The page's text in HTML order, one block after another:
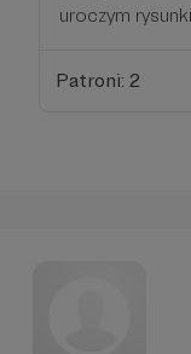
uroczym
Patroni: 2